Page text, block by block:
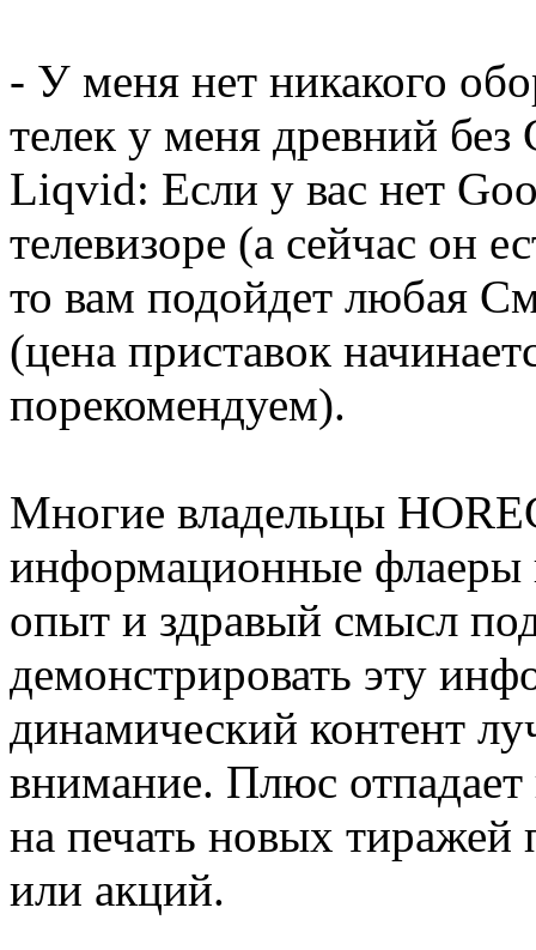
- У меня нет никакого
телек у меня древний
Liqvid: Если у вас нет
телевизоре (а сейчас он
то вам подойдет любая
(цена приставок
порекомендуем).
Многие владельцы
информационные флаеры
опыт и здравый смысл
демонстрировать эту
динамический контент
внимание. Плюс отпадает
на печать новых
или акций.